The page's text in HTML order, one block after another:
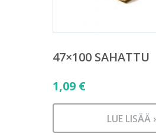
47×100 SAHATTU
1,09 €
LUE LISÄÄ